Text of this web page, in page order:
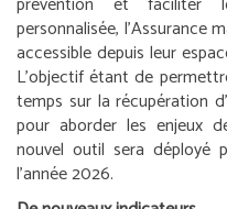
personnalisée, l’Assurance
accessible depuis leur
L’objectif étant de
temps sur la récupération
pour aborder les enjeux
nouvel outil sera déployé
l’année 2026.